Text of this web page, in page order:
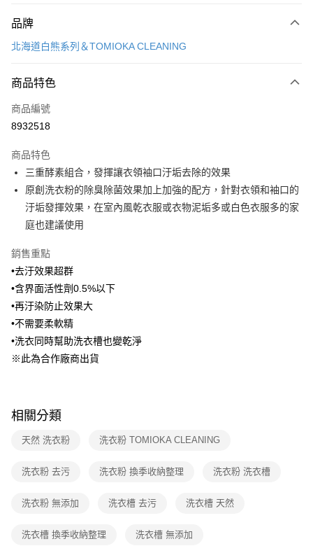
信用卡一次付款
Apple Pay
悠遊付
全盈+PAY
大哥付你分期
相關說明
【大哥付你分期使用說明】
1.本服務由台灣大哥大提供，台灣大哥大用戶可立即使用無須另外申請。
流程，驗證手機門號後，選擇欲分期的期數、繳款截止日，確認付款後即完
成交易。
3.實際核准額度、可分期數及費用金額請依後續交易確認頁面所載為準。
4.訂單成立30分鐘內，如未前往確認交易或遇審核未通過，訂單將自動取
消。如遇「轉專審核」未通過狀況，表示未達大哥付你分期系統評分，恕無
法說明評估內容。
1.分期款項不併入電信帳單，「大哥付你分期」於每月結算日後寄送繳費提
醒簡訊。
【注意事項】
1.本服務係由「台灣大哥大股份有限公司」（以下簡稱本公司）所提供，讓
用戶於交易時，得透過本服務購買商品或服務，並由商店將買賣／分期付款
買賣價金債權讓與本公司後，依約使用本公司帳單繳交帳款。
資料（包含姓名、電話或地址）提供予台灣大哥大進項蒐集、處理及利用，
3.完整用戶服務條款，請詳閱以下連結：
https://oppay.tw/userRule
ATM付款
運送方式
宅配【父親節大回饋】限時$299免運
每筆NT$150，滿NT$299(含以上)免運費
品牌
北海道白熊系列＆TOMIOKA CLEANING
商品特色
商品編號
8932518
商品特色
三重酵素組合，發揮讓衣領袖口汙垢去除的效果
原創洗衣粉的除臭除菌效果加上加強的配方，針對衣領和袖口的
汙垢發揮效果，在室內風乾衣服或衣物泥垢多或白色衣服多的家
庭也建議使用
銷售重點
•去汙效果超群
•含界面活性劑0.5%以下
•再汙染防止效果大
•不需要柔軟精
•洗衣同時幫助洗衣槽也變乾淨
※此為合作廠商出貨
相關分類
天然 洗衣粉 洗衣粉 TOMIOKA CLEANING
洗衣粉 去污 洗衣粉 換季收納整理 洗衣粉 洗衣槽
洗衣粉 無添加 洗衣槽 去污 洗衣槽 天然
洗衣槽 換季收納整理 洗衣槽 無添加